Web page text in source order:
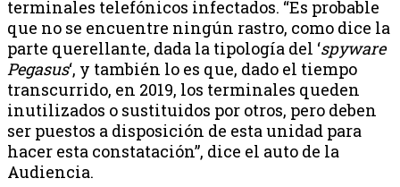
terminales telefónicos infectados. “Es probable
que no se encuentre ningún rastro, como dice la
parte querellante, dada la tipología del ‘spyware
Pegasus‘, y también lo es que, dado el tiempo
transcurrido, en 2019, los terminales queden
inutilizados o sustituidos por otros, pero deben
ser puestos a disposición de esta unidad para
hacer esta constatación”, dice el auto de la
Audiencia.